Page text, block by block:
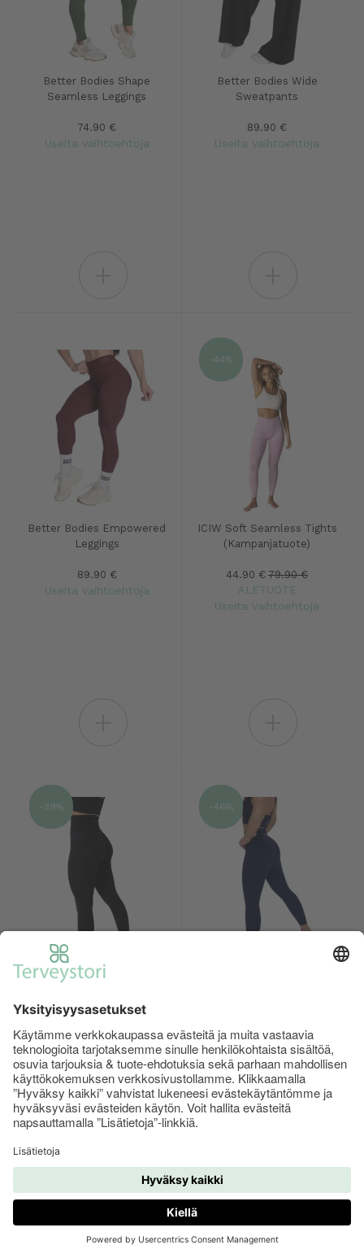
Better Bodies Shape
Seamless Leggings
74.90 €
Useita vaihtoehtoja
Better Bodies Wide
Sweatpants
89.90 €
Useita vaihtoehtoja
Better Bodies Empowered
Leggings
89.90 €
Useita vaihtoehtoja
ICIW Soft Seamless Tights
(Kampanjatuote)
44.90 € 79.90 €
ALETUOTE
Useita vaihtoehtoja
-44%
Bulkkinen Prime Shape
(Poistotuote)
39.90 € 64.90 €
ALETUOTE
Useita vaihtoehtoja
+
-39%
34.90 € 64.90 €
ALETUOTE
Useita vaihtoehtoja
+
-46%